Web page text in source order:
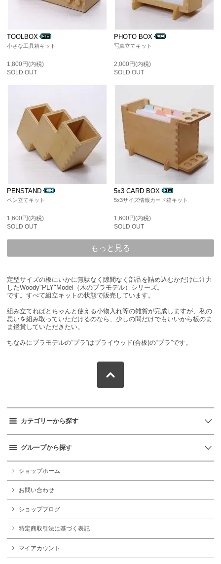
TOOLBOX
小さな工具箱キット
1,800円(内税)
SOLD OUT
PHOTO BOX
写真立てキット
2,000円(内税)
SOLD OUT
PENSTAND
ペン立てキット
1,600円(内税)
SOLD OUT
5x3 CARD BOX
5x3サイズ情報カード箱キット
1,600円(内税)
SOLD OUT
もっと見る
定型サイズの板にいかに無駄なく隙間なく部品を詰め込むかだけに注力
したWoody"PLY"Model（木のプラモデル）シリーズ。
です。すべて組立キットの状態で販売しています。
組み立てればとちゃんと使える小物入れ等の雑貨が完成しますが、私の
思いを組み取っていただけるのなら、少しの間だけでもいいから板のま
ま鑑賞していただきたい。
ちなみにプラモデルの“プラ”はプライウッド(合板)の“プラ”です。
カテゴリーから探す
グループから探す
ショップホーム
お問い合わせ
ショップブログ
特定商取引法に基づく表記
マイアカウント